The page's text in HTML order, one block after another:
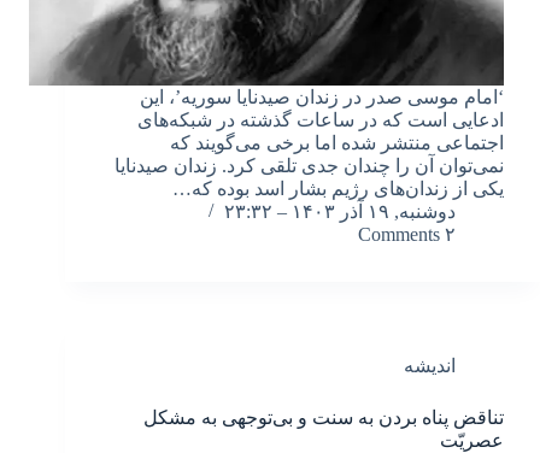
‘امام موسی صدر در زندان صیدنایا سوریه’، این
ادعایی است که در ساعات گذشته در شبکه‌های
اجتماعی منتشر شده اما برخی می‌گویند که
نمی‌توان آن را چندان جدی تلقی کرد. زندان صیدنایا
یکی از زندان‌های رژیم بشار اسد بوده که…
دوشنبه, ۱۹ آذر ۱۴۰۳ – ۲۳:۳۲
۲ Comments
اندیشه
تناقض پناه بردن به سنت و بی‌توجهی به مشکل
عصریّت